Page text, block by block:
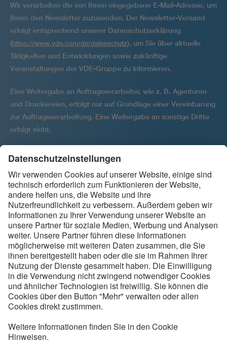
Wir verarbeiten die von Ihnen eingegebene E-Mail-Adresse, um
Ihnen den Newsletter zuzusenden. Der Newsletter-Versand
erfolgt entsprechend unserer Datenschutzerklärung
(https://www.vde.com/de/datenschutz), um Sie über aktuelle
Tätigkeiten und Entwicklungen sowie zukünftige
Veranstaltungen der VDE-Gruppe zu informieren.
Eine Weitergabe an Auftragsverarbeiter, wie z. B. Agenturen
und Druckereien, erfolgt nur auf Grundlage einer Vereinbarung
zur Auftragsver­arbeitung. Eine Weitergabe an sonstige Dritte
erfolgt nicht.
an
.
Folgen Sie uns
Service